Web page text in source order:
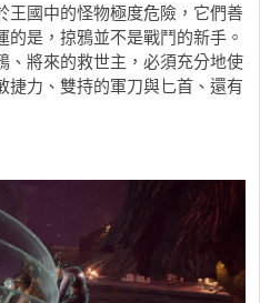
王國中的怪物極度危險，它們善
是，掠鴉並不是戰鬥的新手。
、將來的救世主，必須充分地使
捷力、雙持的軍刀與匕首、還有